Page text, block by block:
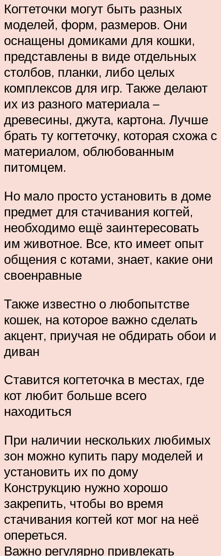
Когтеточки могут быть разных
моделей, форм, размеров. Они
оснащены домиками для кошки,
представлены в виде отдельных
столбов, планки, либо целых
комплексов для игр. Также делают
их из разного материала –
древесины, джута, картона. Лучше
брать ту когтеточку, которая схожа с
материалом, облюбованным
питомцем.
Но мало просто установить в доме
предмет для стачивания когтей,
необходимо ещё заинтересовать
им животное. Все, кто имеет опыт
общения с котами, знает, какие они
своенравные
Также известно о любопытстве
кошек, на которое важно сделать
акцент, приучая не обдирать обои и
диван
Ставится когтеточка в местах, где
кот любит больше всего
находиться
При наличии нескольких любимых
зон можно купить пару моделей и
установить их по дому
Конструкцию нужно хорошо
закрепить, чтобы во время
стачивания когтей кот мог на неё
опереться.
Важно регулярно привлекать